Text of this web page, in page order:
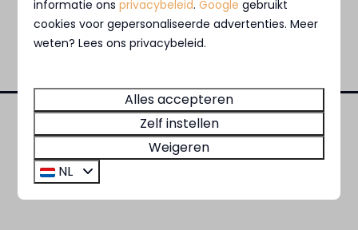
Veilig betalen
informatie onsprivacybeleid.Google gebruikt
cookies voor gepersonaliseerde advertenties. Meer
weten? Lees ons privacybeleid.
Alles accepteren
Zelf instellen
Weigeren
NL